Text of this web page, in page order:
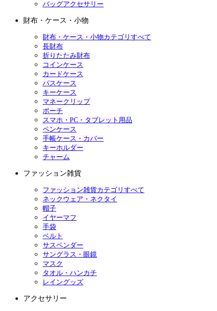
バッグアクセサリー
財布・ケース・小物
財布・ケース・小物カテゴリすべて
長財布
折りたたみ財布
コインケース
カードケース
パスケース
キーケース
マネークリップ
ポーチ
スマホ・PC・タブレット用品
ペンケース
手帳ケース・カバー
キーホルダー
チャーム
ファッション雑貨
ファッション雑貨カテゴリすべて
ネックウェア・ネクタイ
帽子
イヤーマフ
手袋
ベルト
サスペンダー
サングラス・眼鏡
マスク
タオル・ハンカチ
レイングッズ
アクセサリー